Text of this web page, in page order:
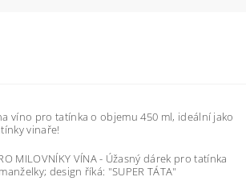
víno pro tatínka o objemu 450 ml, ideální jako
vinaře!
MILOVNÍKY VÍNA - Úžasný dárek pro tatínka
design říká: "SUPER TÁTA"